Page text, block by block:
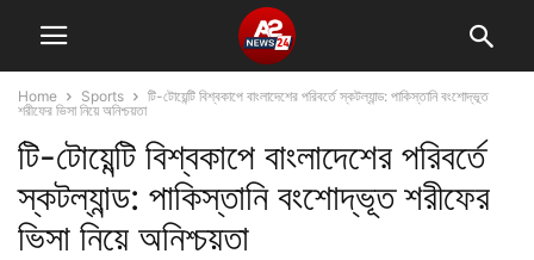
Home Sports
টি-টোয়েন্টি বিশ্বকাপে বাংলাদেশের পরিবর্তে স্কটল্যান্ড: পাকিস্তানি বংশোদ্ভূত
শরীফের ভিসা নিয়ে অনিশ্চয়তা
টি-টোয়েন্টি বিশ্বকাপে বাংলাদেশের পরিবর্তে
স্কটল্যান্ড: পাকিস্তানি বংশোদ্ভূত শরীফের
ভিসা নিয়ে অনিশ্চয়তা